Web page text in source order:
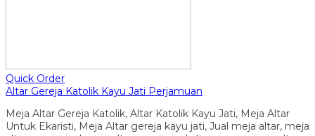
Quick Order
Altar Gereja Katolik Kayu Jati Perjamuan
Meja Altar Gereja Katolik, Altar Katolik Kayu Jati, Meja Altar
Untuk Ekaristi, Meja Altar gereja kayu jati, Jual meja altar, meja